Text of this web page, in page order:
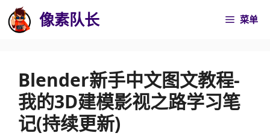
至
像素队长 菜单
Blender新手中文图文教程-
我的3D建模影视之路学习笔
记(持续更新)